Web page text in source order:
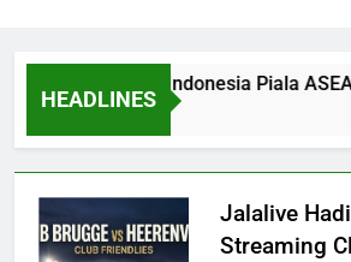
HEADLINES
Singapura vs Indonesia Piala
Jalalive
Streaming